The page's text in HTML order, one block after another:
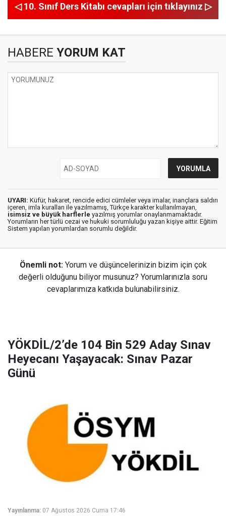
◁ 10. Sınıf Ders Kitabı cevapları için tıklayınız ▷
HABERE YORUM KAT
UYARI: Küfür, hakaret, rencide edici cümleler veya imalar, inançlara saldırı
içeren, imla kuralları ile yazılmamış, Türkçe karakter kullanılmayan,
isimsiz ve büyük harflerle yazılmış yorumlar onaylanmamaktadır.
Yorumların her türlü cezai ve hukuki sorumluluğu yazan kişiye aittir. Eğitim
Sistem yapılan yorumlardan sorumlu değildir.
Önemli not: Yorum ve düşüncelerinizin bizim için çok
değerli olduğunu biliyor musunuz? Yorumlarınızla soru
cevaplarımıza katkıda bulunabilirsiniz.
YÖKDİL/2’de 104 Bin 529 Aday Sınav
Heyecanı Yaşayacak: Sınav Pazar
Günü
Yayınlanma: 07 Ağustos 2026 Cuma 17:46